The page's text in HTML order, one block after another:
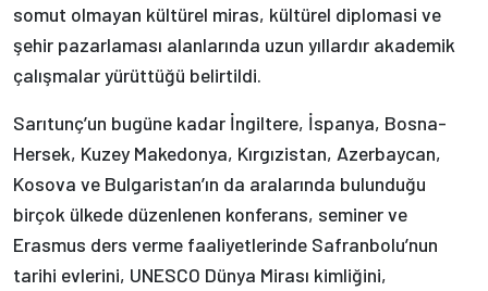
somut olmayan kültürel miras, kültürel diplomasi ve
şehir pazarlaması alanlarında uzun yıllardır akademik
çalışmalar yürüttüğü belirtildi.
Sarıtunç’un bugüne kadar İngiltere, İspanya, Bosna-
Hersek, Kuzey Makedonya, Kırgızistan, Azerbaycan,
Kosova ve Bulgaristan’ın da aralarında bulunduğu
birçok ülkede düzenlenen konferans, seminer ve
Erasmus ders verme faaliyetlerinde Safranbolu’nun
tarihi evlerini, UNESCO Dünya Mirası kimliğini,